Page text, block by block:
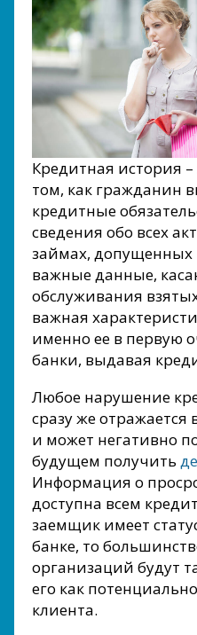
Кредитная история
том, как гражданин
кредитные
сведения обо всех
займах, допущенных
важные данные,
обслуживания
важная
именно ее в первую
банки, выдавая
Любое нарушение
сразу же
и может негативно
будущем получить
Информация о
доступна всем
заемщик имеет
банке, то
организаций будут
его как
клиента.